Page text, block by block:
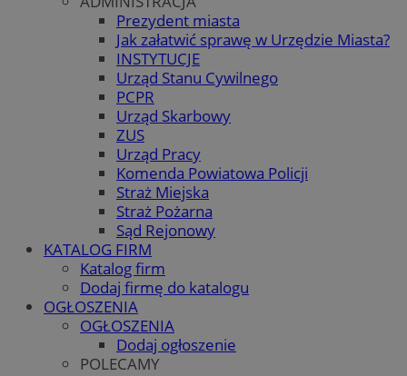
Prezydent miasta
Jak załatwić sprawę w Urzędzie Miasta?
INSTYTUCJE
Urząd Stanu Cywilnego
PCPR
Urząd Skarbowy
ZUS
Urząd Pracy
Komenda Powiatowa Policji
Straż Miejska
Straż Pożarna
Sąd Rejonowy
KATALOG FIRM
Katalog firm
Dodaj firmę do katalogu
OGŁOSZENIA
OGŁOSZENIA
Dodaj ogłoszenie
POLECAMY